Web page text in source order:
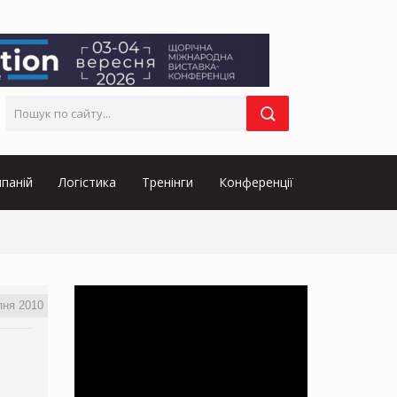
Логістика Тренінги Конференції
2010